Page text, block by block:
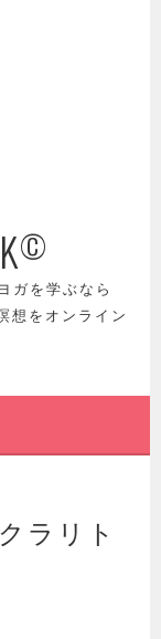
©
ガを学ぶなら
想をオンライン
ラリト